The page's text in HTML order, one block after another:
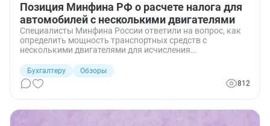
Позиция Минфина РФ о расчете налога для
автомобилей с несколькими двигателями
Специалисты Минфина России ответили на вопрос, как
определить мощность транспортных средств с
несколькими двигателями для исчисления
Бухгалтеру
Обзоры
812